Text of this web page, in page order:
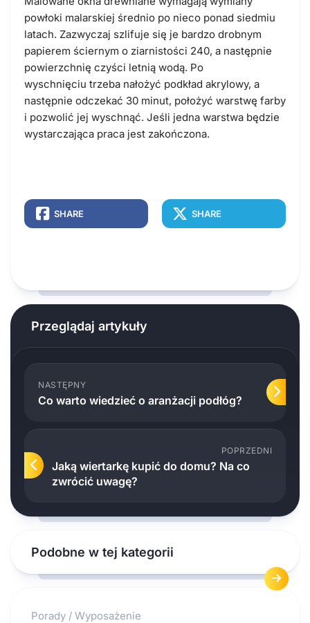
powłoki malarskiej średnio po nieco ponad siedmiu
latach. Zazwyczaj szlifuje się je bardzo drobnym
papierem ściernym o ziarnistości 240, a następnie
powierzchnię czyści letnią wodą. Po
wyschnięciu trzeba nałożyć podkład akrylowy, a
następnie odczekać 30 minut, położyć warstwę farby
i pozwolić jej wyschnąć. Jeśli jedna warstwa będzie
wystarczająca praca jest zakończona.
SHARE SHARE
Przeglądaj artykuły
NASTĘPNY
Co warto wiedzieć o aranżacji podłóg?
POPRZEDNI
Jaką wiertarkę kupić do domu? Na co
zwrócić uwagę?
Podobne w tej kategorii
Porady / Wyposażenie